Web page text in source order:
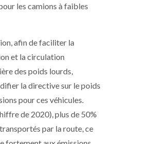
les camions à faibles
afin de faciliter la
et la circulation
des poids lourds,
la directive sur le poids
pour ces véhicules.
de 2020), plus de 50%
par la route, ce